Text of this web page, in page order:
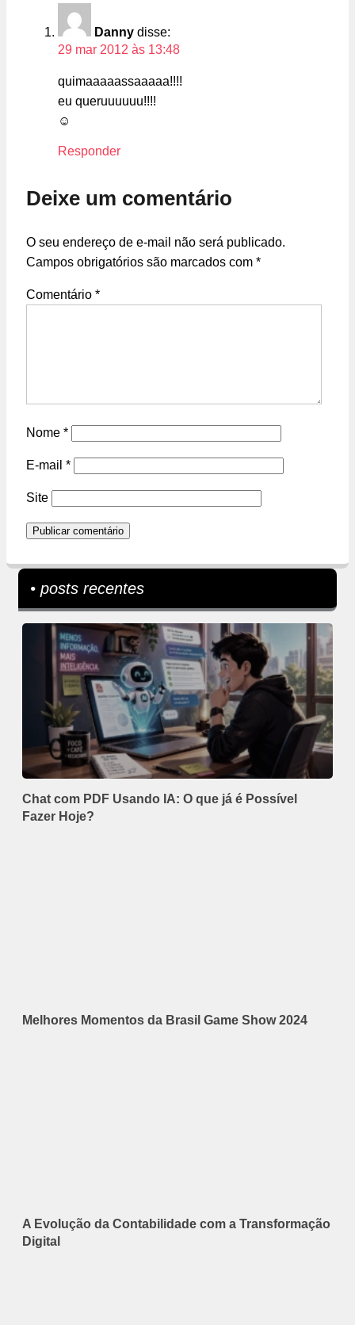
Danny disse:
29 mar 2012 às 13:48
quimaaaaassaaaaa!!!!
eu queruuuuuu!!!!
☺
Responder
Deixe um comentário
O seu endereço de e-mail não será publicado.
Campos obrigatórios são marcados com *
Comentário *
Nome *
E-mail *
Site
• posts recentes
Chat com PDF Usando IA: O que já é Possível
Fazer Hoje?
Melhores Momentos da Brasil Game Show 2024
A Evolução da Contabilidade com a Transformação
Digital